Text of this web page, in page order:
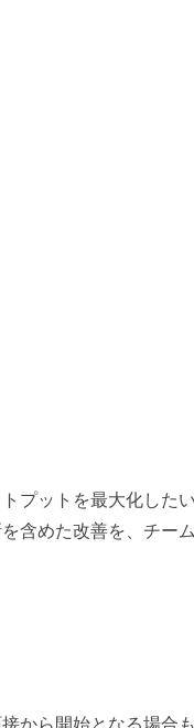
プットを最大化した
含めた改善を、チー
から開始となる場合